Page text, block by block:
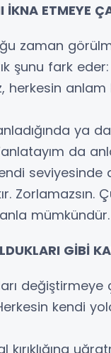
ETMEYE
zaman
şunu fark eder:
herkesin anlam
ya
da
seviyesinde
Zorlamazsın.
mümkündür.
GİBİ
değiştirmeye
kendi
kırıklığına